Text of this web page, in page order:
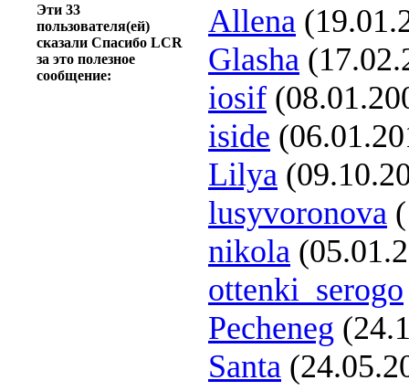
Эти 33
пользователя(ей)
сказали Спасибо LCR
за это полезное
сообщение:
Allena
Glasha
iosif
iside
Lilya
lusyvoronova
nikola
ottenki_serogo
Pecheneg
Santa